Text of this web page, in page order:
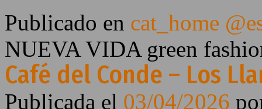
Publicado en cat_home
NUEVA VIDA green
Café del Conde – Los
Publicada el 03/04/2026